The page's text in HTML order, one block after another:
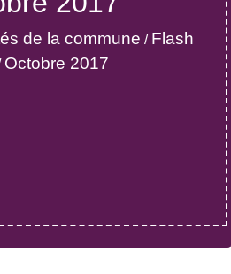
de la commune / Flash
Octobre 2017